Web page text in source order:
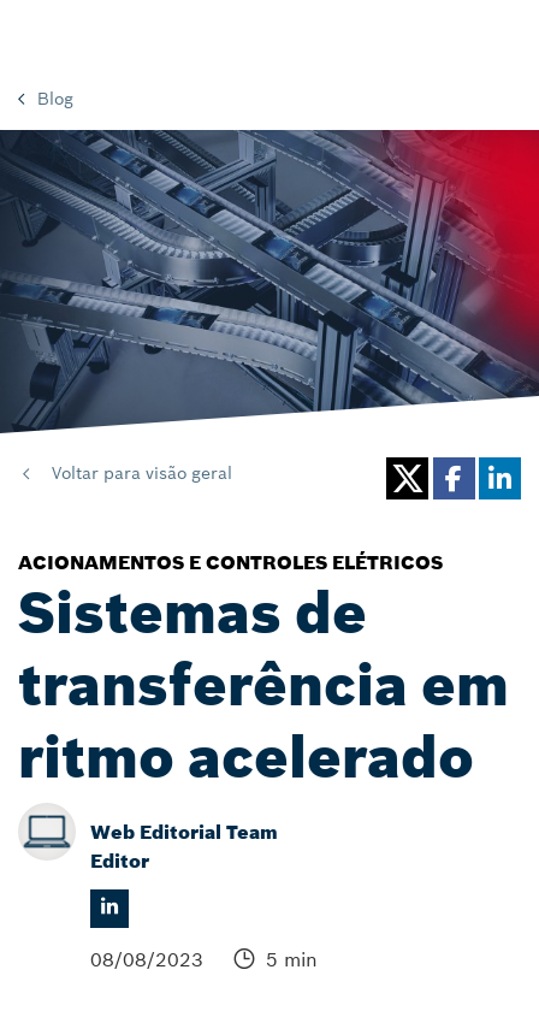
Blog
Voltar para visão geral
ACIONAMENTOS E CONTROLES ELÉTRICOS
Sistemas de
transferência em
ritmo acelerado
Web Editorial Team
Editor
08/08/2023 5 min